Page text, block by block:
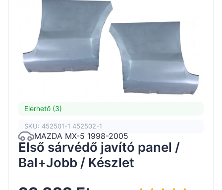
Elérhető (3)
SKU: 452501-1 452502-1
MAZDA MX-5 1998-2005
Első sárvédő javító panel /
Bal+Jobb / Készlet